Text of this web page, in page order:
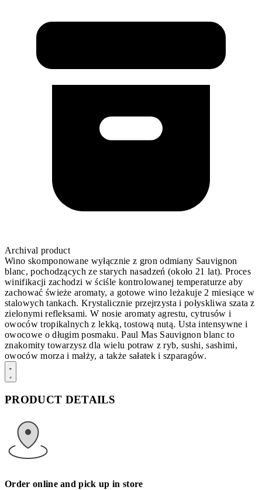
Archival product
Wino skomponowane wyłącznie z gron odmiany Sauvignon
blanc, pochodzących ze starych nasadzeń (około 21 lat). Proces
winifikacji zachodzi w ściśle kontrolowanej temperaturze aby
zachować świeże aromaty, a gotowe wino leżakuje 2 miesiące w
stalowych tankach. Krystalicznie przejrzysta i połyskliwa szata z
zielonymi refleksami. W nosie aromaty agrestu, cytrusów i
owoców tropikalnych z lekką, tostową nutą. Usta intensywne i
owocowe o długim posmaku. Paul Mas Sauvignon blanc to
znakomity towarzysz dla wielu potraw z ryb, sushi, sashimi,
owoców morza i małży, a także sałatek i szparagów.
PRODUCT DETAILS
Order online and pick up in store